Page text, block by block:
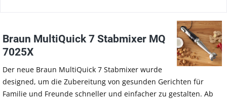
Braun MultiQuick 7 Stabmixer MQ
7025X
Der neue Braun MultiQuick 7 Stabmixer wurde
designed, um die Zubereitung von gesunden Gerichten für
Familie und Freunde schneller und einfacher zu gestalten. Ab